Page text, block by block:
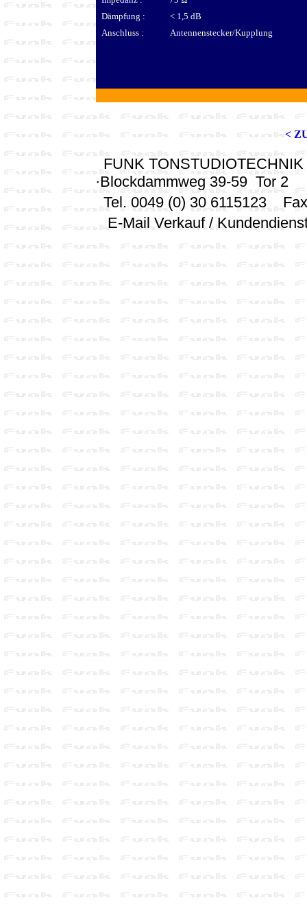
Dämpfung : < 1,5 dB
Anschluss : Antennenstecker/Kupplung
<
FUNK
·Blockdammweg 39-59 Tor 2
Tel. 0049 (0) 30 6115123
E-Mail Verkauf /